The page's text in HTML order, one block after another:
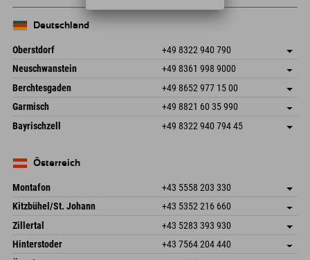
Deutschland
Oberstdorf +49 8322 940 790
An der Breitach 3
Deutschland
Adresse speichern
Buchen
Neuschwanstein +49 8361 998 9000
An der Riese 45
87484 Nesselwang im Allgäu
Deutschland
Adresse speichern
Anreiseinfos
Buchen
Berchtesgaden +49 8652 977 15 00
Hofreitstr. 7
Deutschland
Adresse speichern
Buchen
Garmisch +49 8821 60 35 990
Frickenstraße 22
82490 Farchant
Adresse speichern
Anreiseinfos
Bayrischzell +49 8322 940 794 45
Deutschland
Österreich
Montafon +43 5558 203 330
Dorfstr. 127b
6793 Gaschurn/Montafon
Österreich
Adresse speichern
Buchen
Kitzbühel/St. Johann +43 5352 216 660
Speckbacherstraße 87
6380 St. Johann in Tirol
Österreich
Adresse speichern
Anreiseinfos
Buchen
Zillertal +43 5283 393 930
Schmiedau 2
Adresse speichern
Hinterstoder +43 7564 204 440